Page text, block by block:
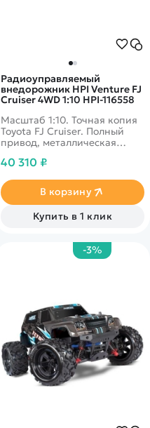
Радиоуправляемый
внедорожник HPI Venture FJ
Cruiser 4WD 1:10 HPI-116558
Масштаб 1:10. Точная копия
Toyota FJ Cruiser. Полный
привод, металлическая
подвеска, регулируемые
функциональный багажник
на крыше.
40 310 ₽
В корзину
Купить в 1 клик
-3%